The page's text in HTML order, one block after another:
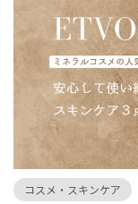
コスメ・スキンケア